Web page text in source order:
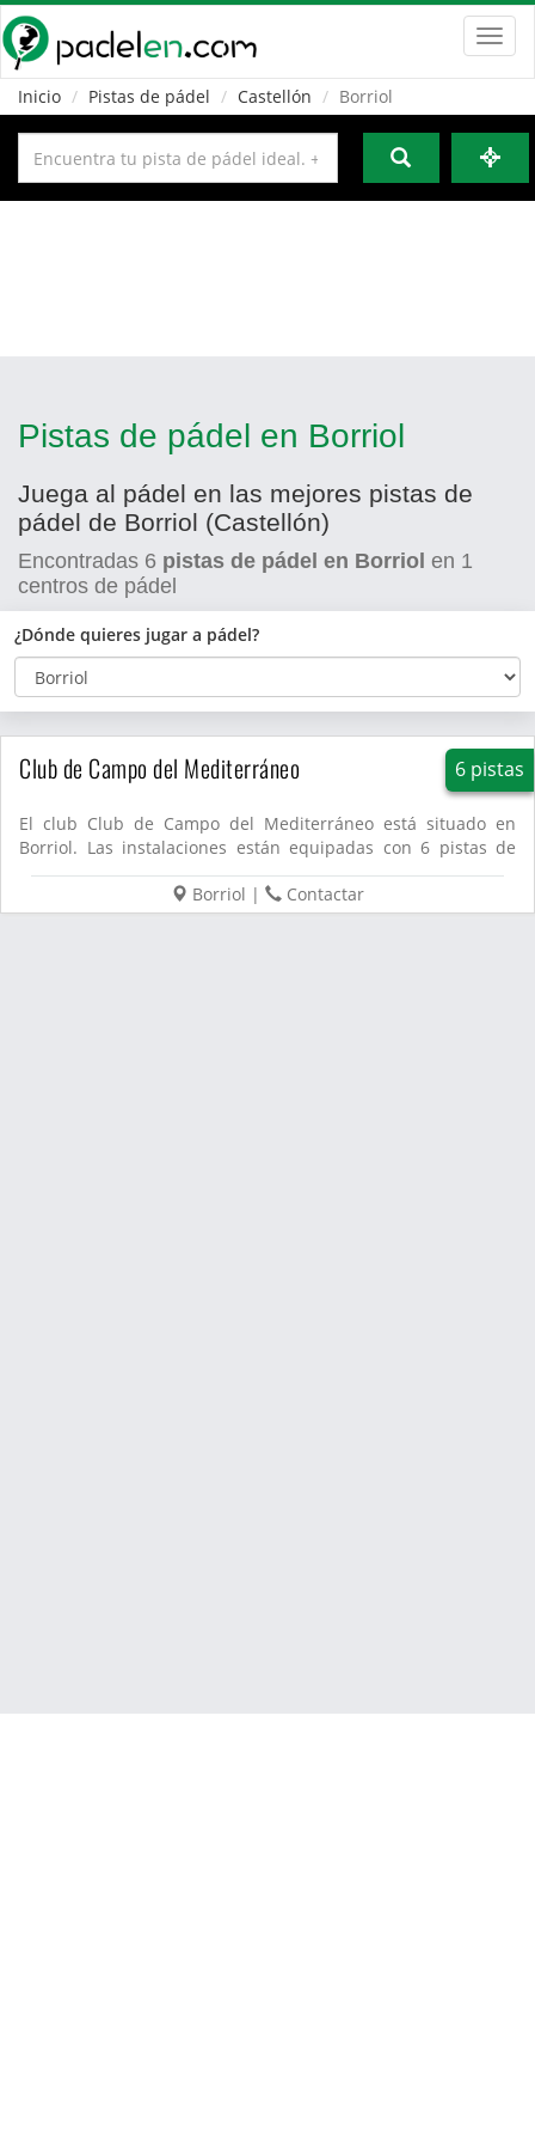
Inicio
Pistas de pádel Castellón Borriol
Pistas de pádel en Borriol
Juega al pádel en las mejores pistas de
pádel de Borriol (Castellón)
Encontradas 6 pistas de pádel en Borriol en 1
centros de pádel
¿Dónde quieres jugar a pádel?
Club de Campo del Mediterráneo 6 pistas
El club Club de Campo del Mediterráneo está situado en
Borriol. Las instalaciones están equipadas con 6 pistas de
pádel....
Borriol | Contactar